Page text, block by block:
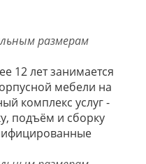
12 лет занимается
мебели на
комплекс услуг -
подъём и сборку